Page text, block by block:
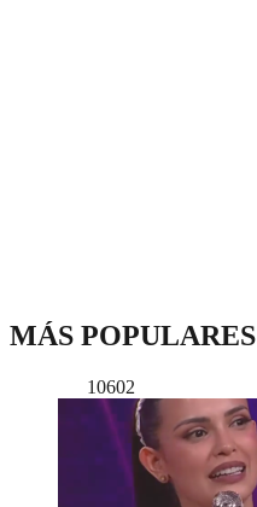
MÁS POPULARES
10602